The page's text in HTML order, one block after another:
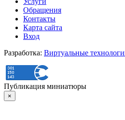
Обращения
Контакты
Карта сайта
Вход
Разработка: Виртуальные
Публикация миниатюры
×